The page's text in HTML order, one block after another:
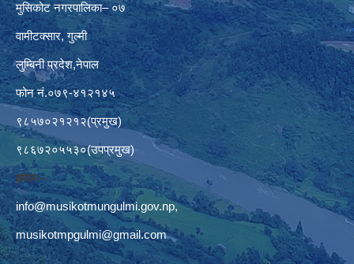
मुसिकोट नगरपालिका– ०७
वामीटक्सार, गुल्मी
लुम्बिनी प्रदेश,नेपाल
फोन नं.०७९-४१२१४५
९८५७०२१२१२(प्रमुख)
९८६७२०५५३०(उपप्रमुख)
इमेलः–
info@musikotmungulmi.gov.np,
musikotmpgulmi@gmail.com